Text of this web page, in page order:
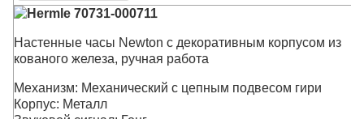
Hermle 70731-000711
Настенные часы Newton с декоративным корпусом из
кованого железа, ручная работа
Механизм: Механический с цепным подвесом гири
Корпус: Металл